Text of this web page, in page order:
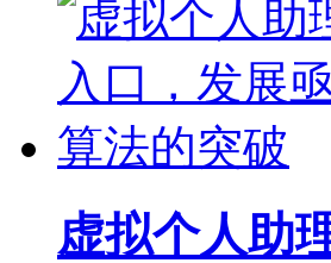
虚拟个人助